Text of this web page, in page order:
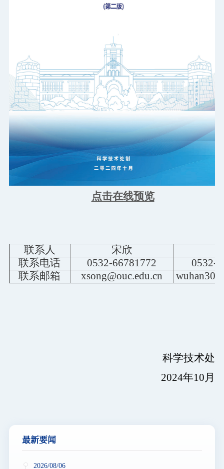
点击在线预览
联系人 宋欣
联系电话
0532-66781772
0532-
联系邮箱
xsong@ouc.edu.cn
科学技术处
2024年10月
最新要闻
2026/08/06